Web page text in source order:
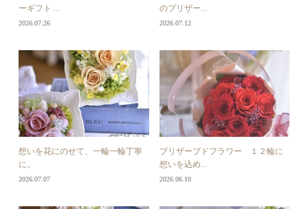
ーギフト ...
2026.07.26
のプリザー...
2026.07.12
想いを花にのせて、一輪一輪丁寧
に。
2026.07.07
プリザーブドフラワー １２輪に
想いを込め...
2026.06.10